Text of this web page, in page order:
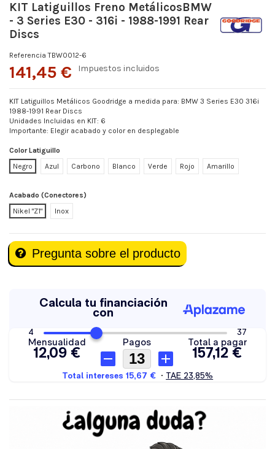
KIT Latiguillos Freno MetálicosBMW
- 3 Series E30 - 316i - 1988-1991 Rear
Discs
Referencia TBW0012-6
141,45 € Impuestos incluidos
KIT Latiguillos Metálicos Goodridge a medida para: BMW 3 Series E30 316i
1988-1991 Rear Discs
Unidades Incluidas en KIT: 6
Importante: Elegir acabado y color en desplegable
Color Latiguillo
Negro
Azul Carbono Blanco Verde Rojo Amarillo
Acabado (Conectores)
Nikel "Z1"
Inox
Pregunta sobre el producto